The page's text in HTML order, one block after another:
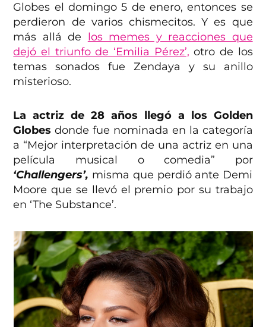
Globes el domingo 5 de enero, entonces se
perdieron de varios chismecitos. Y es que
más allá de los memes y reacciones que
dejó el triunfo de ‘Emilia Pérez’, otro de los
temas sonados fue Zendaya y su anillo
misterioso.
La actriz de 28 años llegó a los Golden
Globes donde fue nominada en la categoría
a “Mejor interpretación de una actriz en una
película musical o comedia” por
‘Challengers’, misma que perdió ante Demi
Moore que se llevó el premio por su trabajo
en ‘The Substance’.